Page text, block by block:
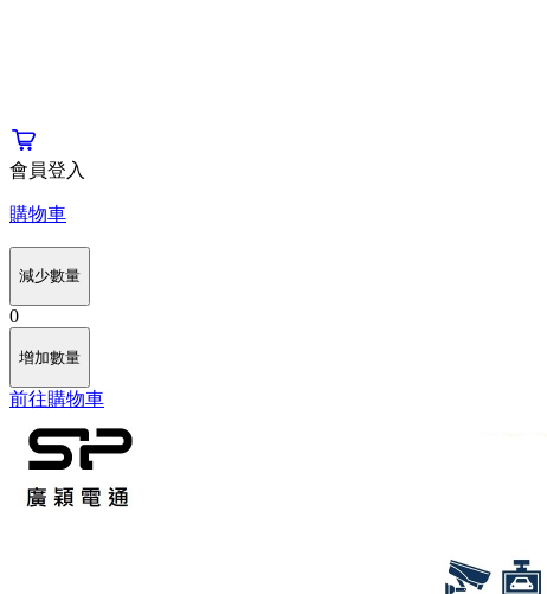
會員登入
購物車
減少數量
0
增加數量
前往購物車